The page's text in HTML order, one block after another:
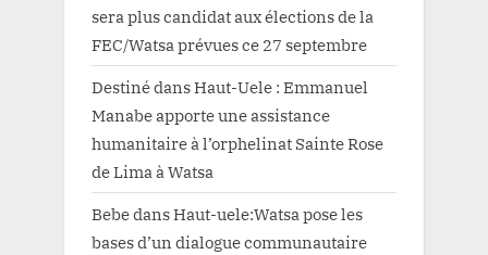
sera plus candidat aux élections de la
FEC/Watsa prévues ce 27 septembre
DestinédansHaut-Uele : Emmanuel
Manabe apporte une assistance
humanitaire à l’orphelinat Sainte Rose
de Lima à Watsa
BebedansHaut-uele:Watsa pose les
bases d’un dialogue communautaire